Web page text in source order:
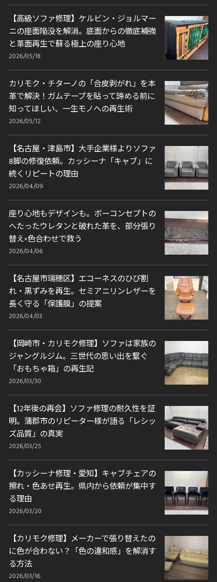
【高級ソファ修理】ケルビン・ジョルマー
ニの座面陥没を解消。底面からの徹底補強
と革面再生で蘇る極上の座り心地
2026/05/18
カリモク・チターノの「合皮剥がれ」を本
革で解決！ガムテープを貼って諦める前に
知ってほしい、一生モノへの再生術
2026/05/12
【名古屋・津島市】大手企業様よりソファ
8脚の修復依頼。カッシーナ「キャブ」に
続くリピートの理由
2026/04/09
座り心地もデザインも。ボーコンセプトの
へたったウレタンと破れた革を、部分張り
替え×色合わせで救う
2026/04/06
【名古屋市瑞穂区】エコーネスのひび割
れ・黒ずみを再生。セミアニリンレザーを
長く守る「保護膜」の提案
2026/04/03
【岡崎市・カリモク修理】ソファは家族の
ジャングルジム。三世代の思い出を繋ぐ
「おもちゃ箱」の再生記
2026/03/30
【12年後の再会】ソファ修理の耐久性を証
明。蒲郡市のリピーター様が語る「レシッ
ズ品質」の真実
2026/03/25
【カッシーナ修理・愛知】キャブチェアの
擦れ・色あせ再生。県内から依頼が集中す
る理由
2026/03/20
【カリモク修理】メーカーで張り替えたの
に色が合わない？「色の違和感」を解消す
る方法
2026/03/16